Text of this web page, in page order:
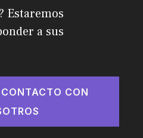
Estaremos
a sus
CON